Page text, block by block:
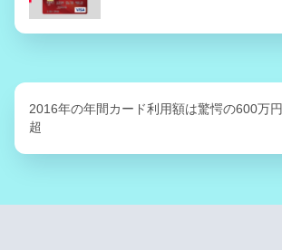
2016年の年間カード利用額は驚愕の600万円
超